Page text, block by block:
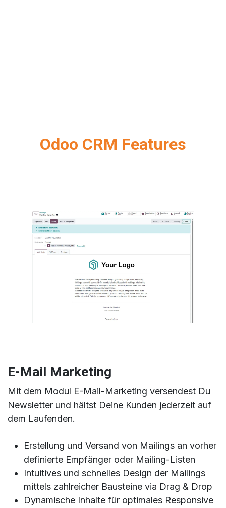
Odoo CRM Features
E-Mail Marketing
Mit dem Modul E-Mail-Marketing versendest Du
Newsletter und hältst Deine Kunden jederzeit auf
dem Laufenden.
Erstellung und Versand von Mailings an vorher
definierte Empfänger oder Mailing-Listen
Intuitives und schnelles Design der Mailings
mittels zahlreicher Bausteine via Drag & Drop
Dynamische Inhalte für optimales Responsive